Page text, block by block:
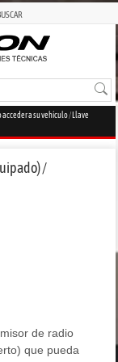
acceder a su vehículo/ Llave
/
de radio
que pueda